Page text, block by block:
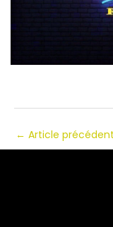
← Article précédent